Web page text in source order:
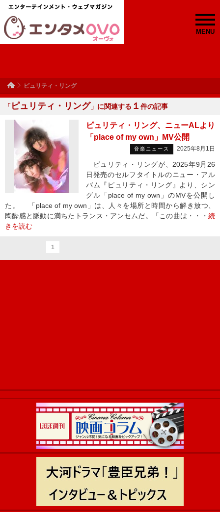
MENU
ピュリティ・リング
「 ピュリティ・リング 」に関連する １ 件の記事
ピュリティ・リング、ニューALより
「place of my own」MV公開
音楽ニュース 2025年8月1日
ピュリティ・リングが、2025年9月26
日発売のセルフタイトルのニュー・アル
バム『ピュリティ・リング』より、シン
グル「place of my own」のMVを公開し
た。 「place of my own」は、人々を場所と時間から解き放つ、
陶酔感と脈動に満ちたトランス・アンセムだ。「この曲は・・・ 続
きを読む
1